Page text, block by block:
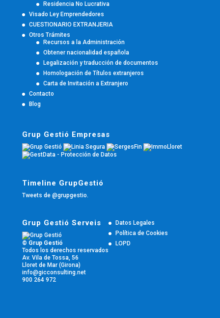
Residencia No Lucrativa
Visado Ley Emprendedores
CUESTIONARIO EXTRANJERIA
Otros Trámites
Recursos a la Administración
Obtener nacionalidad española
Legalización y traducción de documentos
Homologación de Títulos extranjeros
Carta de Invitación a Extranjero
Contacto
Blog
Grup Gestió Empresas
Timeline GrupGestió
Tweets de @grupgestio.
Grup Gestió Serveis
© Grup Gestió
Todos los derechos reservados
Av. Vila de Tossa, 56
Lloret de Mar (Girona)
info@gicconsulting.net
900 264 972
Datos Legales
Política de Cookies
LOPD